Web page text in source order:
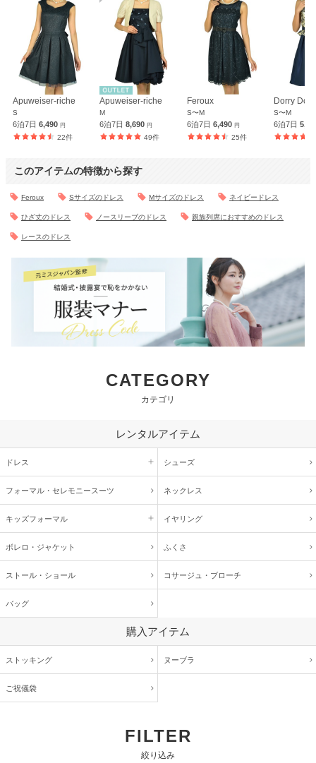
Apuweiser-riche
S
6泊7日 6,490 円
22件
Apuweiser-riche
M
6泊7日8,690円
49件
Feroux
S〜M
6泊7日 6,490 円
25件
Dorry Doll
S〜M
6泊7日
このアイテムの特徴から探す
Feroux Sサイズのドレス Mサイズのドレス ネイビードレス
ひざ丈のドレス ノースリーブのドレス 親族列席におすすめのドレス
レースのドレス
CATEGORY
カテゴリ
レンタルアイテム
ドレス シューズ
フォーマル・ セレモニースーツ ネックレス
キッズフォーマル イヤリング
ボレロ・ジャケット ふくさ
ストール・ショール コサージュ・ ブローチ
バッグ
購入アイテム
ストッキング ヌーブラ
ご祝儀袋
FILTER
絞り込み